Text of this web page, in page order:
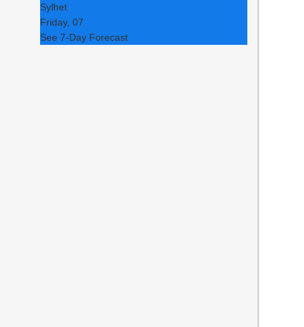
Sylhet
Friday, 07
See 7-Day Forecast